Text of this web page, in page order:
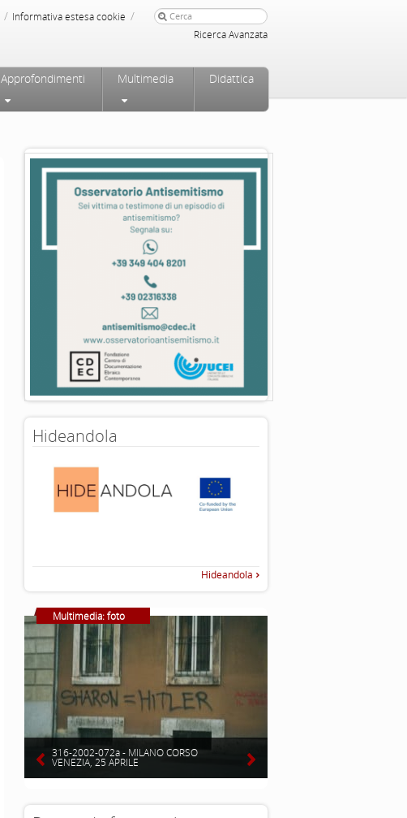
/ Informativa estesa cookie /
Ricerca Avanzata
Approfondimenti Multimedia Didattica
Hideandola
Hideandola
Multimedia: foto
316-2002-072a - MILANO CORSO
VENEZIA, 25 APRILE